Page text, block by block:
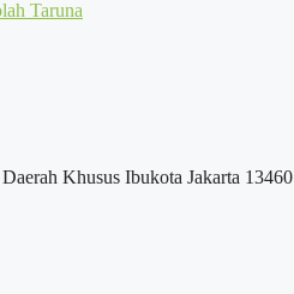
Khusus Ibukota Jakarta 13460